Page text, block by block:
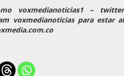
voxmedianoticias1 – twitter
voxmedianoticias para estar al